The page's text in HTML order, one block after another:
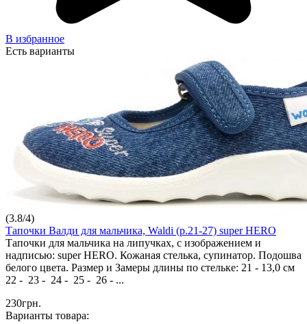
В избранное
Есть варианты
(3.8/4)
Тапочки Валди для мальчика, Waldi (р.21-27) super HERO
Тапочки для мальчика на липучках, с изображением и
надписью: super HERO. Кожаная стелька, супинатор. Подошва
белого цвета. Размер и Замеры длины по стельке: 21 - 13,0 см
22 - 23 - 24 - 25 - 26 - ...
230грн.
Варианты товара: